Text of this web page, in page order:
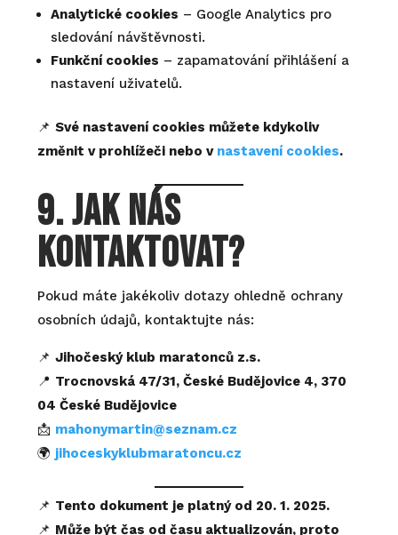
Analytické cookies – Google Analytics pro
sledování návštěvnosti.
Funkční cookies – zapamatování přihlášení a
nastavení uživatelů.
📌Své nastavení cookies můžete kdykoliv
změnit v prohlížeči nebo v nastavení cookies.
9. Jak nás
kontaktovat?
Pokud máte jakékoliv dotazy ohledně ochrany
osobních údajů, kontaktujte nás:
📌Jihočeský klub maratonců z.s.
📍 Trocnovská 47/31, České Budějovice 4, 370
04 České Budějovice
📩 mahonymartin@seznam.cz
🌍 jihoceskyklubmaratoncu.cz
📌 Tento dokument je platný od 20. 1. 2025.
📌 Může být čas od času aktualizován, proto